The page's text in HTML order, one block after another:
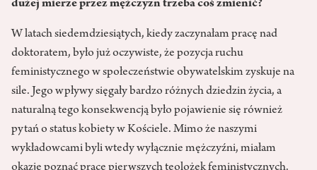
dużej mierze przez mężczyzn trzeba coś zmienić?
W latach siedemdziesiątych, kiedy zaczynałam pracę nad
doktoratem, było już oczywiste, że pozycja ruchu
feministycznego w społeczeństwie obywatelskim zyskuje na
sile. Jego wpływy sięgały bardzo różnych dziedzin życia, a
naturalną tego konsekwencją było pojawienie się również
pytań o status kobiety w Kościele. Mimo że naszymi
wykładowcami byli wtedy wyłącznie mężczyźni, miałam